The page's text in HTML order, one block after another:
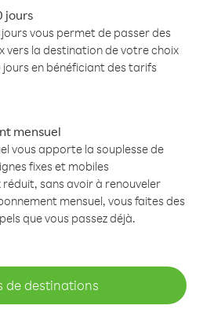
jours
vous permet de passer des
vers la destination de votre choix
jours en bénéficiant des tarifs
mensuel
vous apporte la souplesse de
fixes et mobiles
sans avoir à renouveler
mensuel, vous faites des
que vous passez déjà.
de destinations